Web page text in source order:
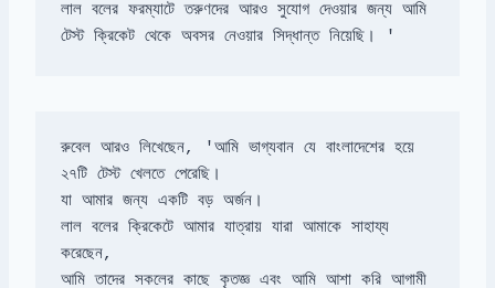
লাল বলের ফরম্যাটে তরুণদের আরও সুযোগ দেওয়ার জন্য আমি
টেস্ট ক্রিকেট থেকে অবসর নেওয়ার সিদ্ধান্ত নিয়েছি। '
রুবেল আরও লিখেছেন, 'আমি ভাগ্যবান যে বাংলাদেশের হয়ে
লাল বলের ক্রিকেটে আমার যাত্রায় যারা আমাকে সাহায্য
আমি তাদের সকলের কাছে কৃতজ্ঞ এবং আমি আশা করি আগামী